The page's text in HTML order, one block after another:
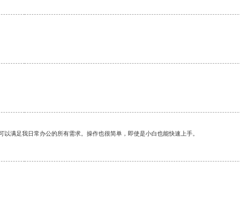
满足我日常办公的所有需求。操作也很简单，即使是小白也能快速上手。